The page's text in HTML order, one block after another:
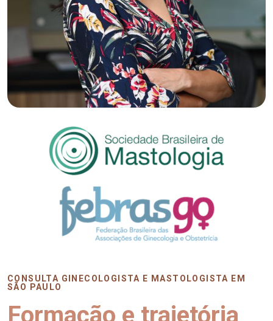
CONSULTA GINECOLOGISTA E MASTOLOGISTA EM
SÃO PAULO
Formação e trajetória